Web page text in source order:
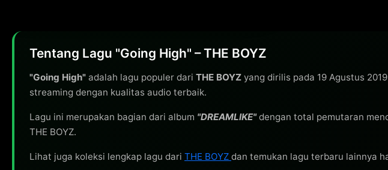
Tentang Lagu "Going High" – THE BOYZ
"Going High" adalah lagu populer dari THE BOYZ yang dirilis pada 19 Agustus
streaming dengan kualitas audio terbaik.
Lagu ini merupakan bagian dari album "DREAMLIKE"dengan total pemutaran
THE BOYZ.
Lihat juga koleksi lengkap lagu dari THE BOYZ dan temukan lagu terbaru lainnya